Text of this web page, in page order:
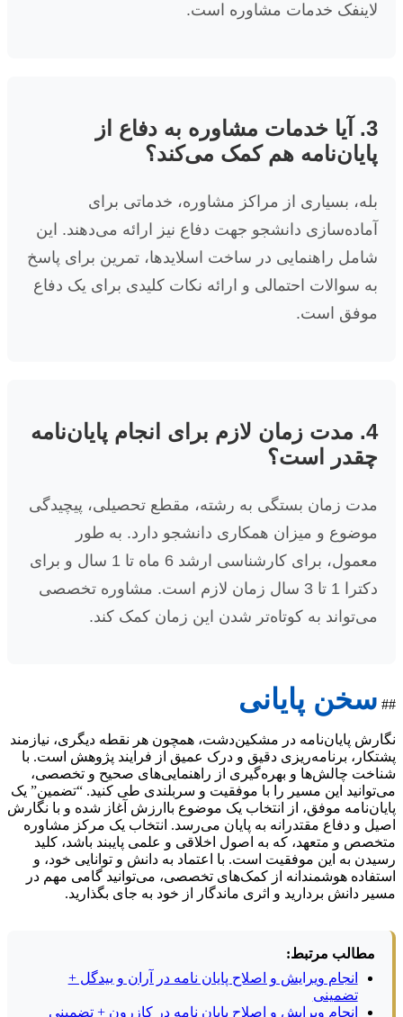
لاینفک خدمات مشاوره است.
3. آیا خدمات مشاوره به دفاع از
پایان‌نامه هم کمک می‌کند؟
بله، بسیاری از مراکز مشاوره، خدماتی برای
آماده‌سازی دانشجو جهت دفاع نیز ارائه می‌دهند. این
شامل راهنمایی در ساخت اسلایدها، تمرین برای پاسخ
به سوالات احتمالی و ارائه نکات کلیدی برای یک دفاع
موفق است.
4. مدت زمان لازم برای انجام پایان‌نامه
چقدر است؟
مدت زمان بستگی به رشته، مقطع تحصیلی، پیچیدگی
موضوع و میزان همکاری دانشجو دارد. به طور
معمول، برای کارشناسی ارشد 6 ماه تا 1 سال و برای
دکترا 1 تا 3 سال زمان لازم است. مشاوره تخصصی
می‌تواند به کوتاه‌تر شدن این زمان کمک کند.
## سخن پایانی
نگارش پایان‌نامه در مشکین‌دشت، همچون هر نقطه دیگری، نیازمند
پشتکار، برنامه‌ریزی دقیق و درک عمیق از فرایند پژوهش است. با
شناخت چالش‌ها و بهره‌گیری از راهنمایی‌های صحیح و تخصصی،
می‌توانید این مسیر را با موفقیت و سربلندی طی کنید. “تضمین” یک
پایان‌نامه موفق، از انتخاب یک موضوع باارزش آغاز شده و با نگارش
اصیل و دفاع مقتدرانه به پایان می‌رسد. انتخاب یک مرکز مشاوره
متخصص و متعهد، که به اصول اخلاقی و علمی پایبند باشد، کلید
رسیدن به این موفقیت است. با اعتماد به دانش و توانایی خود، و
استفاده هوشمندانه از کمک‌های تخصصی، می‌توانید گامی مهم در
مسیر دانش بردارید و اثری ماندگار از خود به جای بگذارید.
مطالب مرتبط:
انجام ویرایش و اصلاح پایان نامه در آران و بیدگل +
تضمینی
انجام ویرایش و اصلاح پایان نامه در کازرون + تضمینی